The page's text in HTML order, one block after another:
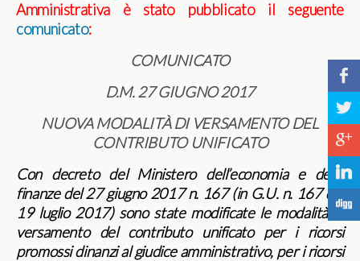
Amministrativa è stato pubblicato il seguente
comunicato:
COMUNICATO
D.M. 27 GIUGNO 2017
NUOVA MODALITÀ DI VERSAMENTO DEL
CONTRIBUTO UNIFICATO
Con decreto del Ministero dell’economia e delle
finanze del 27 giugno 2017 n. 167 (in G.U. n. 167 del
19 luglio 2017) sono state modificate le modalità di
versamento del contributo unificato per i ricorsi
promossi dinanzi al giudice amministrativo, per i ricorsi
b
a
c
j
F